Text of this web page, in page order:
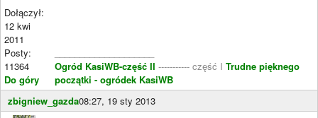
Dołączył:
12 kwi
2011
Posty:
11364
Do góry
Ogród KasiWB-część II ----------- część I Trudne pięknego
początki - ogródek KasiWB
zbigniew_gazda08:27, 19 sty 2013